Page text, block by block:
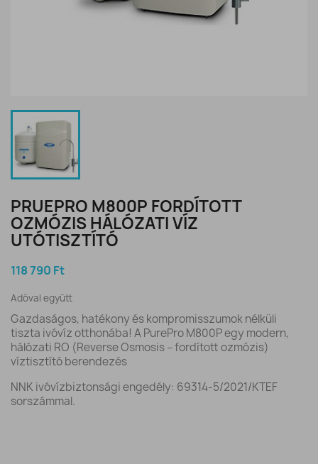
PRUEPRO M800P FORDÍTOTT
OZMÓZIS HÁLÓZATI VÍZ
UTÓTISZTÍTÓ
118 790 Ft
Adóval együtt
Gazdaságos, hatékony és kompromisszumok nélküli
tiszta ivóvíz otthonába! A PurePro M800P egy modern,
hálózati RO (Reverse Osmosis – fordított ozmózis)
víztisztító berendezés
NNK ivóvízbiztonsági engedély: 69314-5/2021/KTEF
sorszámmal.